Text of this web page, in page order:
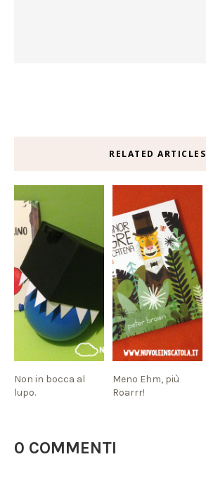
RELATED ARTICLES
Non in bocca al
lupo.
Meno Ehm, più
Roarrr!
0 COMMENTI